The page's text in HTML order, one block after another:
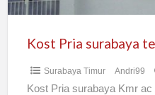
Surabaya Timur Andri99
Kost Pria surabaya Kmr